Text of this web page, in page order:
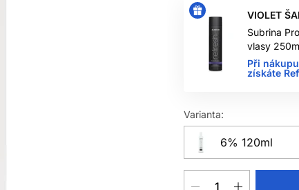
VIOLET
Subrina
vlasy
Při
získáte
Varianta:
6% 120ml